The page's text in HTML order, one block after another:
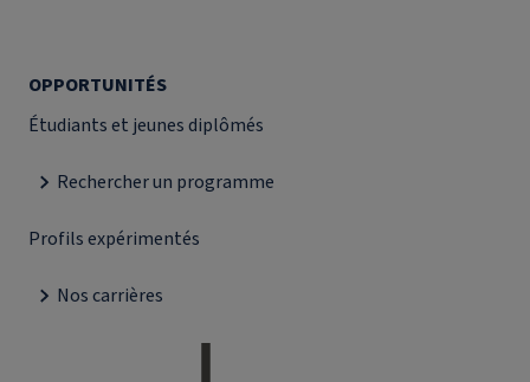
OPPORTUNITÉS
Étudiants et jeunes diplômés
Rechercher un programme
Profils expérimentés
Nos carrières